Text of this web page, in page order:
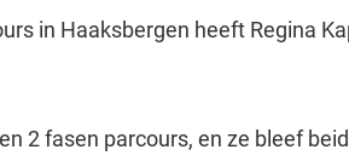
in Haaksbergen heeft Regina
2 fasen parcours, en ze bleef